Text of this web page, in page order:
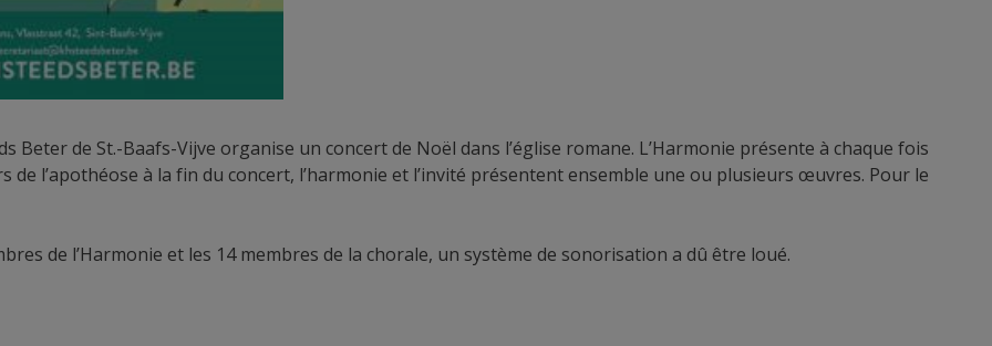
Beter de St.-Baafs-Vijve organise un concert de Noël dans l’église romane. L’Harmonie présente à chaque fois
l’apothéose à la fin du concert, l’harmonie et l’invité présentent ensemble une ou plusieurs œuvres. Pour le
de l’Harmonie et les 14 membres de la chorale, un système de sonorisation a dû être loué.